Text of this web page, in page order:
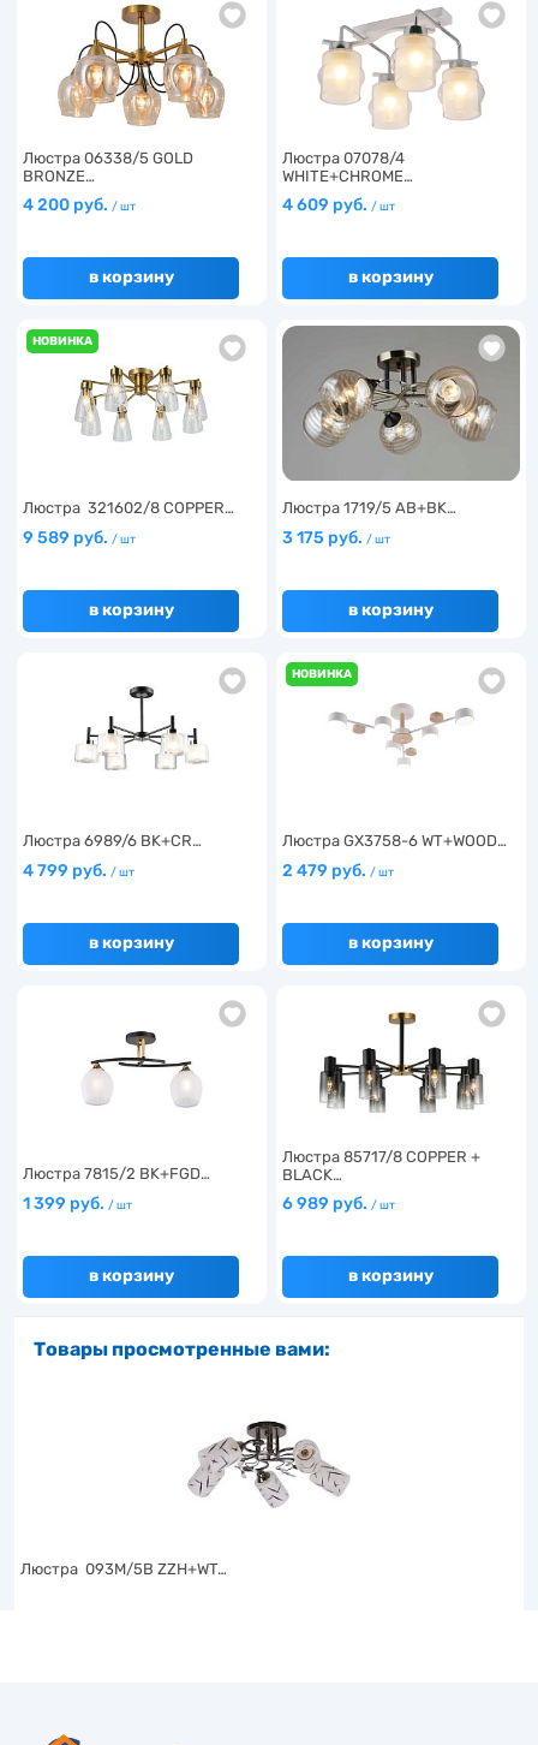
Люстра 06338/5 GOLD
BRONZE…
4 200 руб. / шт
в корзину
Люстра 07078/4
WHITE+CHROME…
4 609 руб. / шт
в корзину
НОВИНКА
Люстра 321602/8 COPPER…
9 589 руб. / шт
в корзину
Люстра 1719/5 AB+BK…
3 175 руб. / шт
в корзину
Люстра 6989/6 BK+CR…
4 799 руб. / шт
в корзину
НОВИНКА
Люстра GX3758-6 WT+WOOD…
2 479 руб. / шт
в корзину
Люстра 7815/2 BK+FGD…
1 399 руб. / шт
в корзину
Люстра 85717/8 COPPER +
BLACK…
6 989 руб. / шт
в корзину
Товары просмотренные вами:
Люстра 093M/5B ZZH+WT…